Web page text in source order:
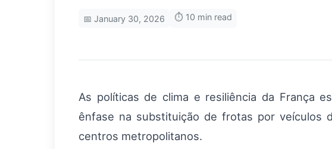
📅 January 30, 2026 ⏱️ 10 min read
As políticas de clima e resiliência da França
ênfase na substituição de frotas por veículos
centros metropolitanos.